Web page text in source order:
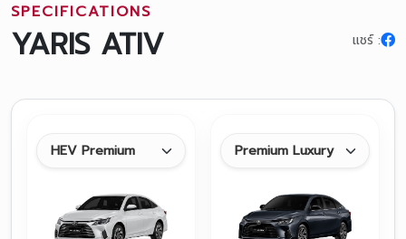
ปฏิทินกิจกรรมและวันหยุด
ข่าว
สินค้าและบริการ
ศูนย์ซ่อมตัวถังและสี
SPECIFICATIONS
YARIS ATIV แชร์ :